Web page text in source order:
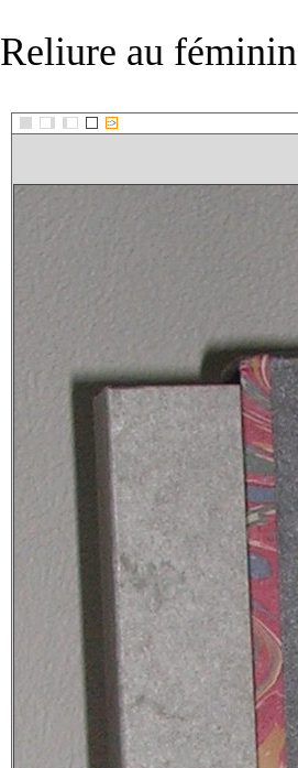
Reliure au féminin
::>